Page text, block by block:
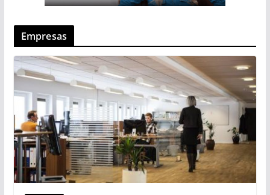
Empresas